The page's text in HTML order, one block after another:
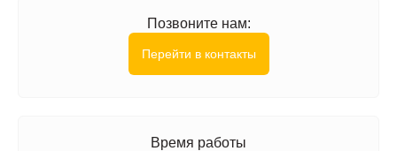
Позвоните нам:
Перейти в контакты
Время работы